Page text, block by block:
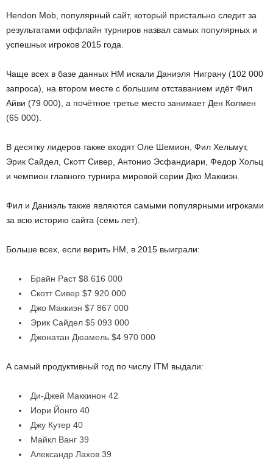
Hendon Mob, популярный сайт, который пристально следит за
результатами оффлайн турниров назвал самых популярных и
успешных игроков 2015 года.
Чаще всех в базе данных HM искали Даниэля Ниграну (102 000
запроса), на втором месте с большим отставанием идёт Фил
Айви (79 000), а почётное третье место занимает Ден Колмен
(65 000).
В десятку лидеров также входят Оле Шемион, Фил Хельмут,
Эрик Сайдел, Скотт Сивер, Антонио Эсфандиари, Федор Хольц
и чемпион главного турнира мировой серии Джо Маккиэн.
Фил и Даниэль также являются самыми популярными игроками
за всю историю сайта (семь лет).
Больше всех, если верить HM, в 2015 выиграли:
Брайн Раст $8 616 000
Скотт Сивер $7 920 000
Джо Маккиэн $7 867 000
Эрик Сайдел $5 093 000
Джонатан Дюамель $4 970 000
А самый продуктивный год по числу ITM выдали:
Ди-Джей Маккинон 42
Иори Йонго 40
Джу Кутер 40
Майкл Ванг 39
Александр Лахов 39